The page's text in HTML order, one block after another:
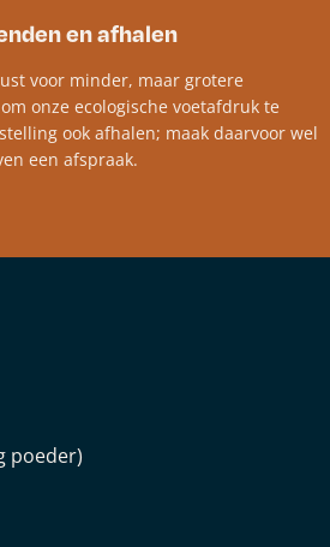
en afhalen
voor minder, maar grotere
onze ecologische voetafdruk te
ook afhalen; maak daarvoor wel
een afspraak.
poeder)